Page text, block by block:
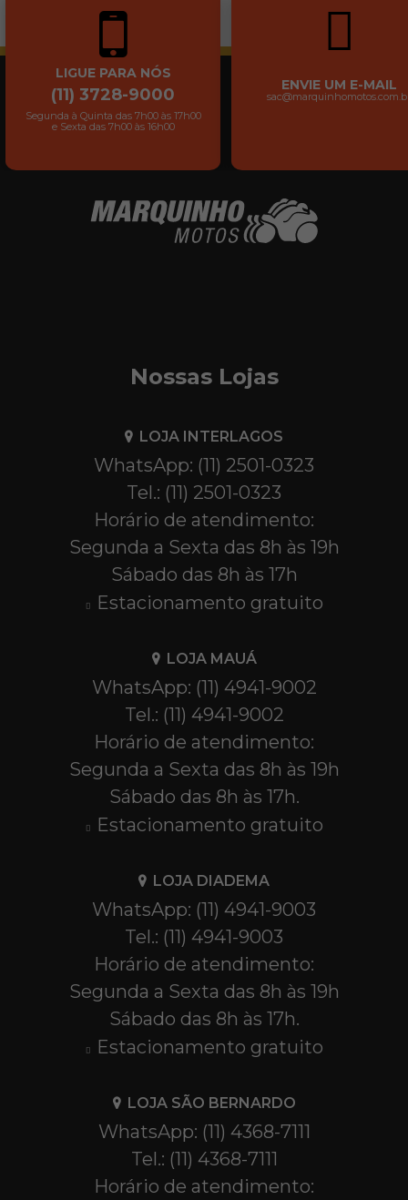
LIGUE PARA NÓS
(11) 3728-9000
Segunda à Quinta das 7h00 às 17h00
e Sexta das 7h00 às 16h00
ENVIE UM E-MAIL
Nossas Lojas
LOJA INTERLAGOS
WhatsApp: (11) 2501-0323
Tel.: (11) 2501-0323
Horário de atendimento:
Segunda a Sexta das 8h às 19h
Sábado das 8h às 17h
Estacionamento gratuito
LOJA MAUÁ
WhatsApp: (11) 4941-9002
Tel.: (11) 4941-9002
Horário de atendimento:
Segunda a Sexta das 8h às 19h
Sábado das 8h às 17h.
Estacionamento gratuito
LOJA DIADEMA
WhatsApp: (11) 4941-9003
Tel.: (11) 4941-9003
Horário de atendimento:
Segunda a Sexta das 8h às 19h
Sábado das 8h às 17h.
Estacionamento gratuito
LOJA SÃO BERNARDO
WhatsApp: (11) 4368-7111
Tel.: (11) 4368-7111
Horário de atendimento: